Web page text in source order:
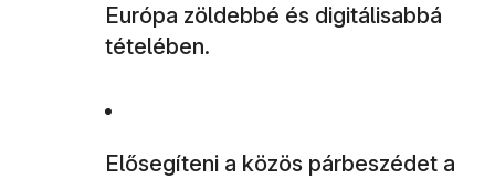
Európa zöldebbé és digitálisabbá
tételében.
Elősegíteni a közös párbeszédet a